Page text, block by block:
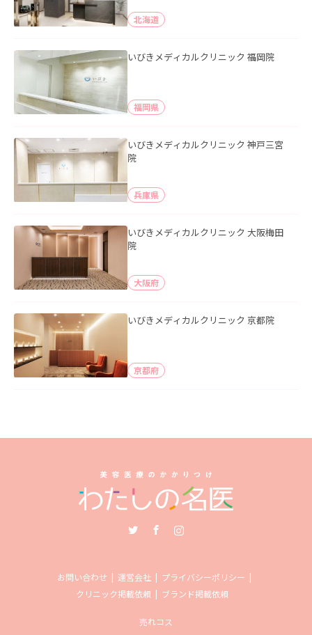
北海道
いびきメディカルクリニック 福岡院
福岡県
いびきメディカルクリニック 神戸三宮
院
兵庫県
いびきメディカルクリニック 大阪梅田
院
大阪府
いびきメディカルクリニック 京都院
京都府
お問い合わせ 運営会社
プライバシーポリシー
クリニック掲載依頼
ブランド掲載依頼
売れコス